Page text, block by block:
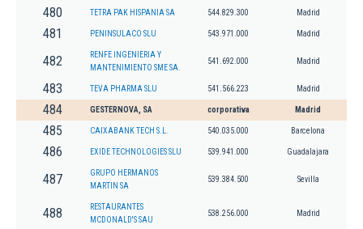
480 TETRA PAK HISPANIA SA 544.829.300 Madrid
481 PENINSULACO SLU 543.971.000 Madrid
482
RENFE INGENIERIA Y
MANTENIMIENTO SME SA.
541.692.000 Madrid
483 TEVA PHARMA SLU 541.566.223 Madrid
484 GESTERNOVA, SA corporativa Madrid
485 CAIXABANK TECH S.L. 540.035.000 Barcelona
486 EXIDE TECHNOLOGIES SLU 539.941.000 Guadalajara
487
GRUPO HERMANOS
MARTIN SA
539.384.500 Sevilla
488
RESTAURANTES
MCDONALD'S SAU
538.256.000 Madrid